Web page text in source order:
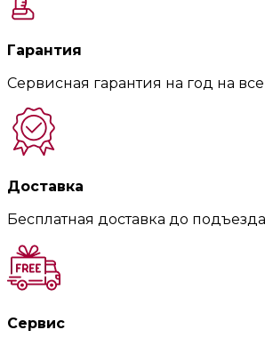
Гарантия
Сервисная гарантия на год на
Доставка
Бесплатная доставка до подъезда
Сервис